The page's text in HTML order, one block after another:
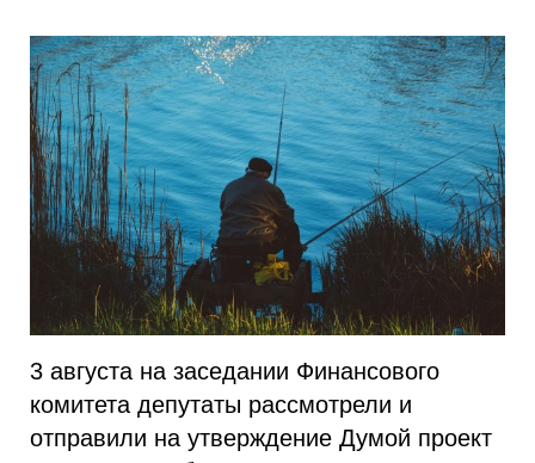
3 августа на заседании Финансового
комитета депутаты рассмотрели и
отправили на утверждение Думой проект